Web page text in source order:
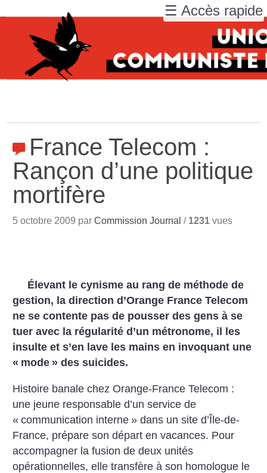
France Telecom :
Rançon d’une politique
mortifère
5 octobre 2009 parCommission Journal / 1231 vues
Élevant le cynisme au rang de méthode de
gestion, la direction d’Orange France Telecom
ne se contente pas de pousser des gens à se
tuer avec la régularité d’un métronome, il les
insulte et s’en lave les mains en invoquant une
« mode » des suicides.
Histoire banale chez Orange-France Telecom :
une jeune responsable d’un service de
« communication interne » dans un site d’Île-de-
France, prépare son départ en vacances. Pour
accompagner la fusion de deux unités
opérationnelles, elle transfère à son homologue le
☰ Accès rapide